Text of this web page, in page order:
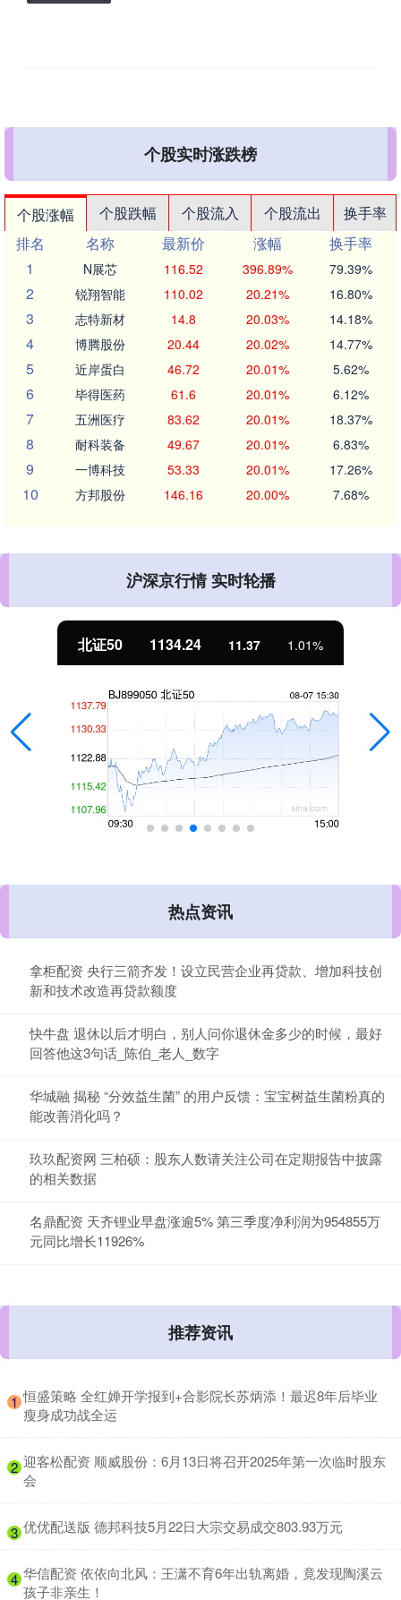
个股实时涨跌榜
个股涨幅 个股跌幅 个股流入 个股流出
换手率
排名
名称 最新价 涨幅
换手率
1
N展芯 116.52 396.89% 79.39%
2 锐翔智能 110.02 20.21% 16.80%
3 志特新材 14.8 20.03% 14.18%
4 博腾股份 20.44 20.02% 14.77%
5 近岸蛋白 46.72 20.01% 5.62%
6 毕得医药 61.6 20.01% 6.12%
7 五洲医疗 83.62 20.01% 18.37%
8 耐科装备 49.67 20.01% 6.83%
9 一博科技 53.33 20.01% 17.26%
10 方邦股份 146.16 20.00% 7.68%
沪深京行情 实时轮播
北证50 1134.24 11.37 1.01%
热点资讯
拿柜配资 央行三箭齐发！设立民营企业再贷款、增加科技创
新和技术改造再贷款额度
快牛盘 退休以后才明白，别人问你退休金多少的时候，最好
回答他这3句话_陈伯_老人_数字
华城融 揭秘 “分效益生菌” 的用户反馈：宝宝树益生菌粉真的
能改善消化吗？
玖玖配资网 三柏硕：股东人数请关注公司在定期报告中披露
的相关数据
名鼎配资 天齐锂业早盘涨逾5% 第三季度净利润为954855万
元同比增长11926%
推荐资讯
1 ​恒盛策略 全红婵开学报到+合影院长苏炳添！最迟8年后毕业
瘦身成功战全运
2 ​迎客松配资 顺威股份：6月13日将召开2025年第一次临时股东
会
3 ​优优配送版 德邦科技5月22日大宗交易成交803.93万元
4 ​华信配资 依依向北风：王潇不育6年出轨离婚，竟发现陶溪云
孩子非亲生！